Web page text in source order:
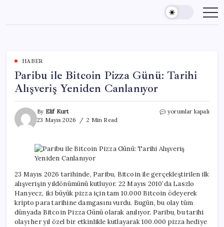
content
HABER
Paribu ile Bitcoin Pizza Günü: Tarihi
Alışveriş Yeniden Canlanıyor
By Elif Kurt
23 Mayıs 2026
2 Min Read
Paribu
Günü:
Tarihi
Yeniden
Canlanıyor
için
yorumlar kapalı
23 Mayıs 2026 tarihinde, Paribu, Bitcoin ile gerçekleştirilen ilk
alışverişin yıldönümünü kutluyor. 22 Mayıs 2010’da Laszlo
Hanyecz, iki büyük pizza için tam 10.000 Bitcoin ödeyerek
kripto para tarihine damgasını vurdu. Bugün, bu olay tüm
dünyada Bitcoin Pizza Günü olarak anılıyor. Paribu, bu tarihi
olayı her yıl özel bir etkinlikle kutlayarak 100.000 pizza hediye